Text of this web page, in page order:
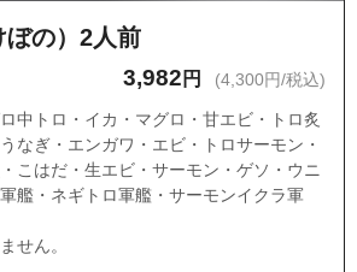
ぼの）2人前
3,982 円 (4,300円/税込)
中トロ・イカ・マグロ・甘エビ・トロ炙
なぎ・エンガワ・エビ・トロサーモン・
こはだ・生エビ・サーモン・ゲソ・ウニ
艦・ネギトロ軍艦・サーモンイクラ軍
せん。